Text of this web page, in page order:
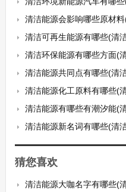
清洁能源会影响哪些原材
清洁可再生能源有哪些(清
清洁环保能源有哪些方面(
清洁能源共同点有哪些(清
清洁能源化工原料有哪些(
清洁能源有哪些有潮汐能(
清洁能源新名词有哪些(清
猜您喜欢
清洁能源大咖名字有哪些(